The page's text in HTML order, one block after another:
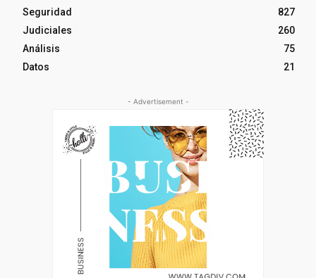
Seguridad
827
Judiciales
260
Análisis
75
Datos
21
- Advertisement -